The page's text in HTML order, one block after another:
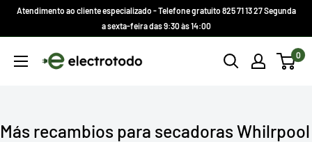
Atendimento ao cliente especializado - Telefone gratuito 825 71 13 27 Segunda
a sexta-feira das 9:30 às 14:00
Electrotodo.es 0
Más recambios para secadoras Whilrpool